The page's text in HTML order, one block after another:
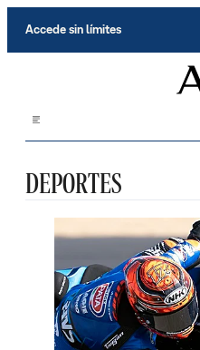
Accede sin límites
DEPORTES